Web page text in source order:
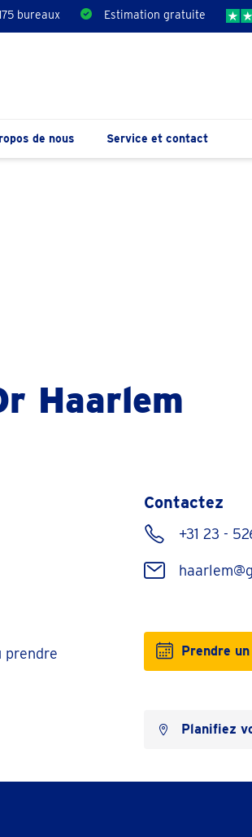
bureaux Estimation gratuite
de nous Service et contact
Haarlem
prendre
Contactez
+31 23 -
Prendre
Planifiez